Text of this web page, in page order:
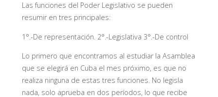
Las funciones del Poder Legislativo se pueden
resumir en tres principales:
1°.-De representación. 2°.-Legislativa 3°.-De control
Lo primero que encontramos al estudiar la Asamblea
que se elegirá en Cuba el mes próximo, es que no
realiza ninguna de estas tres funciones. No legisla
nada, solo aprueba en dos períodos, lo que recibe